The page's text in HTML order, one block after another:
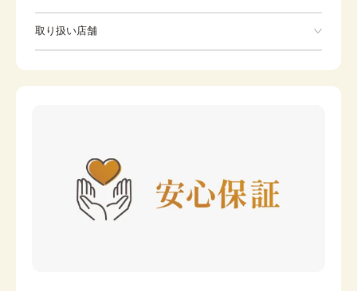
※着付けに必要な一式をすべて含みます。
産着
身丈 96cm
取り扱い店舗